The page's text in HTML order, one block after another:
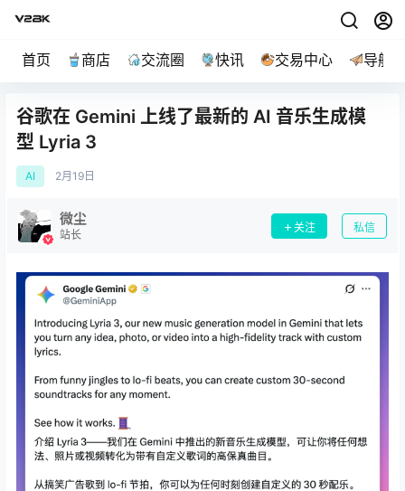
首页 商店 交流圈 快讯 交易中心 导航
谷歌在 Gemini 上线了最新的 AI 音乐生成模
型 Lyria 3
AI 2月 19日
微尘
站长
关注 私信